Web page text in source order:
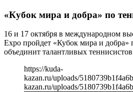
«Кубок мира и добра» по
16 и 17 октября в международном
Expo пройдет «Кубок мира и добра»
объединит талантливых
https://kuda-
kazan.ru/uploads/
kazan.ru/uploads/